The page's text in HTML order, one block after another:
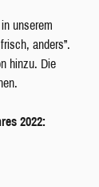
unserem
anders”.
hinzu. Die
2022: